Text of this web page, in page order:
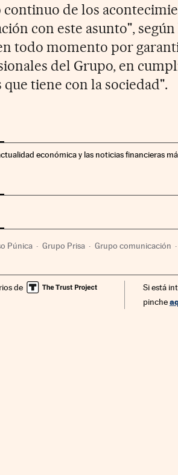
de los
con este asunto",
todo momento por
del Grupo, en
tiene con la sociedad".
económica y las noticias financieras
Púnica Grupo Prisa Grupo comunicación
de
Si está
pinche